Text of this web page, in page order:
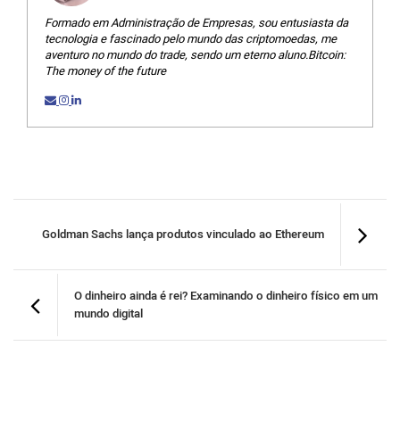
Formado em Administração de Empresas, sou entusiasta da
tecnologia e fascinado pelo mundo das criptomoedas, me
aventuro no mundo do trade, sendo um eterno aluno.Bitcoin:
The money of the future
Goldman Sachs lança produtos vinculado ao Ethereum
O dinheiro ainda é rei? Examinando o dinheiro físico em um
mundo digital